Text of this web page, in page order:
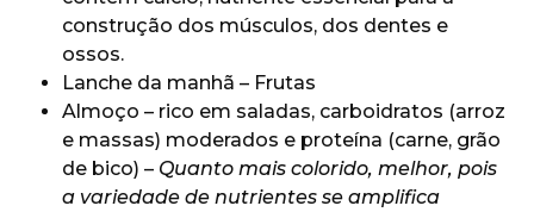
construção dos músculos, dos dentes e
ossos.
Lanche da manhã – Frutas
Almoço – rico em saladas, carboidratos (arroz
e massas) moderados e proteína (carne, grão
de bico) – Quanto mais colorido, melhor, pois
a variedade de nutrientes se amplifica